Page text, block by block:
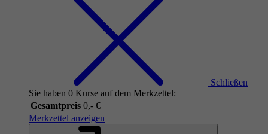
Schließen
Sie haben 0 Kurse auf dem Merkzettel:
Gesamtpreis 0,- €
Merkzettel anzeigen